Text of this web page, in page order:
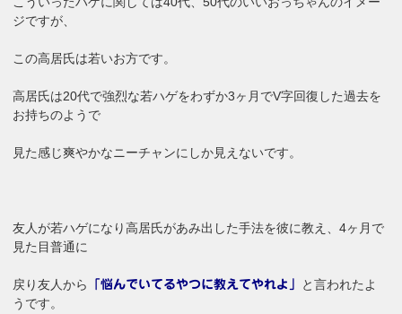
ジですが、
この高居氏は若いお方です。
高居氏は20代で強烈な若ハゲをわずか3ヶ月でV字回復した過去を
お持ちのようで
見た感じ爽やかなニーチャンにしか見えないです。
友人が若ハゲになり高居氏があみ出した手法を彼に教え、4ヶ月で
見た目普通に
戻り友人から 「悩んでいてるやつに教えてやれよ」
と言われたよ
うです。